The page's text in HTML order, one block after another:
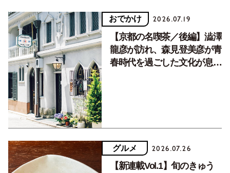
おでかけ 2026.07.19
【京都の名喫茶／後編】澁澤
龍彦が訪れ、森見登美彦が青
春時代を過ごした文化が息づ
グルメ 2026.07.26
【新連載Vol.1】旬のきゅう